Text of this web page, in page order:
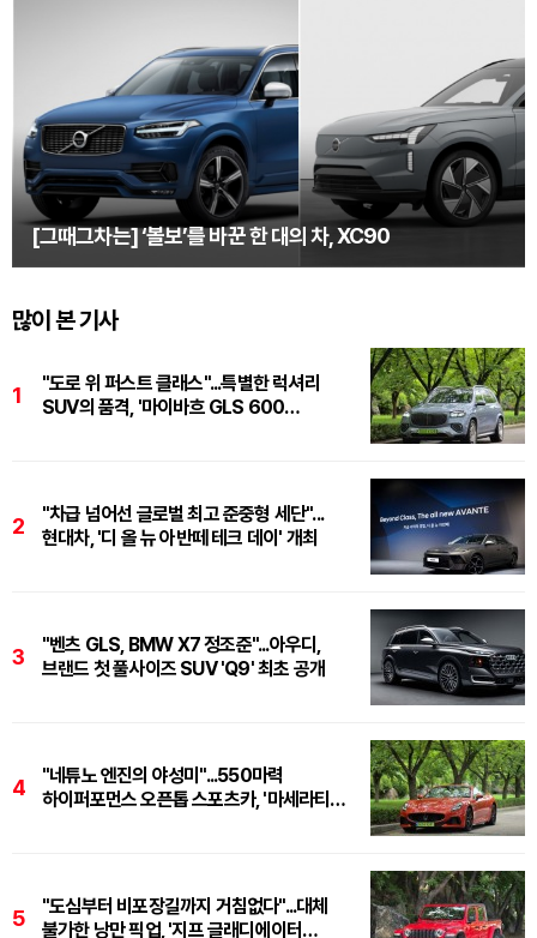
[그때그차는] ‘볼보’를 바꾼 한 대의 차, XC90
많이 본 기사
1
"도로 위 퍼스트 클래스"...특별한 럭셔리
SUV의 품격, '마이바흐 GLS 600
2
"차급 넘어선 글로벌 최고 준중형 세단"...
현대차, '디 올 뉴 아반떼 테크 데이' 개최
3
"벤츠 GLS, BMW X7 정조준"...아우디,
브랜드 첫 풀사이즈 SUV 'Q9' 최초 공개
4
"네튜노 엔진의 야성미"...550마력
하이퍼포먼스 오픈톱 스포츠카, '마세라티
5
"도심부터 비포장길까지 거침없다"...대체
불가한 낭만 픽업, '지프 글래디에이터